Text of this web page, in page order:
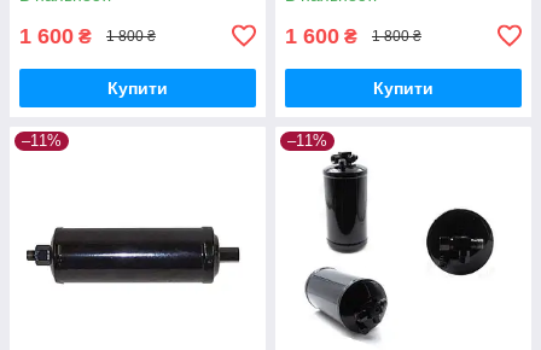
464), MX/STX/T8040
1 600 ₴ 1 800 ₴
Купити
1 600 ₴ 1 800 ₴
Купити
–11% –11%